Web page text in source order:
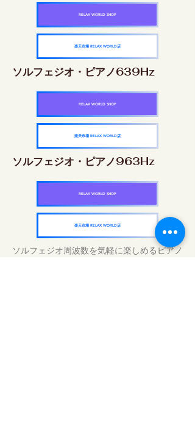
RELAX WORLD SHOP
楽天市場 RELAX WORLD店
ソルフェジオ・ピアノ639Hz
RELAX WORLD SHOP
楽天市場 RELAX WORLD店
ソルフェジオ・ピアノ963Hz
RELAX WORLD SHOP
楽天市場 RELAX WORLD店
ソルフェジオ周波数を気軽に楽しめるピアノ